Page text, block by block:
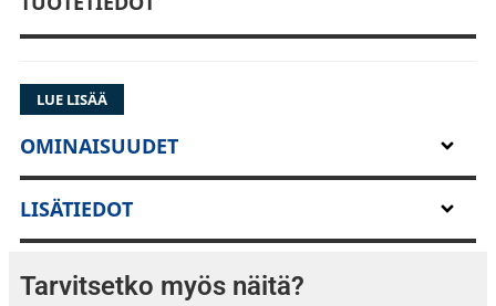
LUE LISÄÄ
OMINAISUUDET
LISÄTIEDOT
Tarvitsetko myös näitä?